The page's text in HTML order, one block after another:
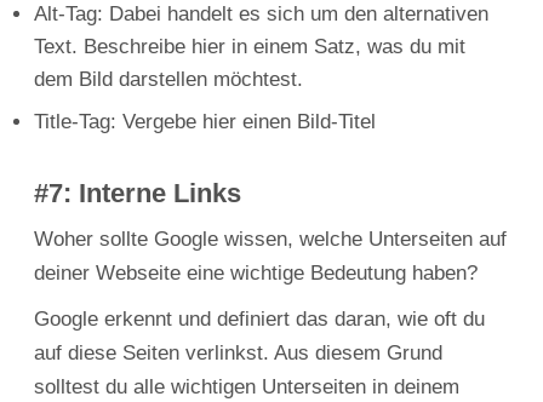
Alt-Tag: Dabei handelt es sich um den alternativen
Text. Beschreibe hier in einem Satz, was du mit
dem Bild darstellen möchtest.
Title-Tag: Vergebe hier einen Bild-Titel
#7: Interne Links
Woher sollte Google wissen, welche Unterseiten auf
deiner Webseite eine wichtige Bedeutung haben?
Google erkennt und definiert das daran, wie oft du
auf diese Seiten verlinkst. Aus diesem Grund
solltest du alle wichtigen Unterseiten in deinem